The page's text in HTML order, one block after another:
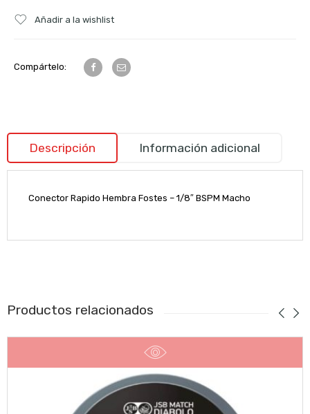
Añadir a la wishlist
Compártelo:
Descripción Información adicional
Conector Rapido Hembra Fostes – 1/8″ BSPM Macho
Productos relacionados